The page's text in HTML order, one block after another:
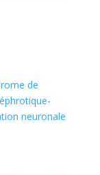
de
neuronale